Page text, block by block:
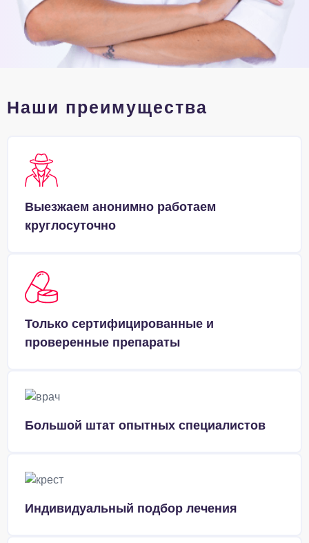
Наши преимущества
Выезжаем анонимно работаем
круглосуточно
Только сертифицированные и
проверенные препараты
Большой штат опытных специалистов
Индивидуальный подбор лечения